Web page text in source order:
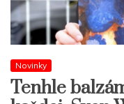
Novinky
Tenhle